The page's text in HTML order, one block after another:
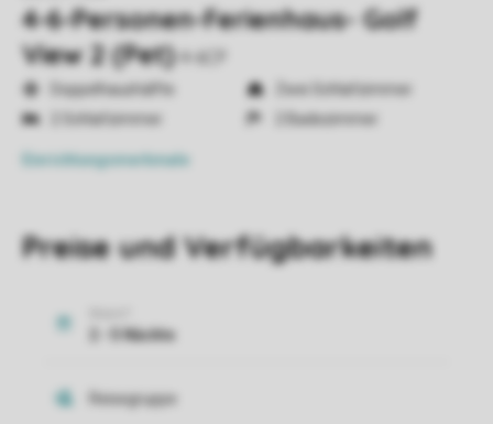
4-6-Personen-Ferienhaus- Golf
View 2 (Pet)
Doppelhaushälfte
Zwei Schlafzimmer
2 Schlafzimmer
2 Badezimmer
Einrichtungsmerkmale
Preise und Verfügbarkeiten